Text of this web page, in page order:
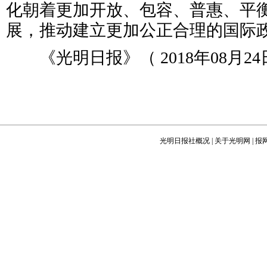
化朝着更加开放、包容、普惠、平
展，推动建立更加公正合理的国际
《光明日报》（ 2018年08月24
光明日报社概况 关于光明网 报